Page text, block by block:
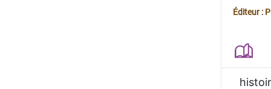
Juan
Éditeur :